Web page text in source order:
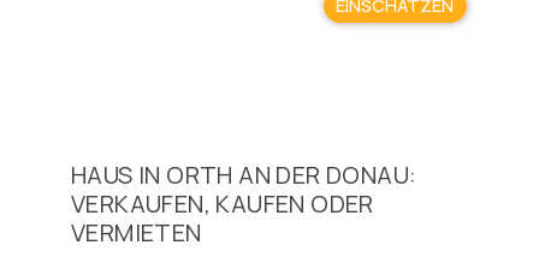
EINSCHÄTZEN
HAUS IN ORTH AN DER DONAU:
VERKAUFEN, KAUFEN ODER
VERMIETEN